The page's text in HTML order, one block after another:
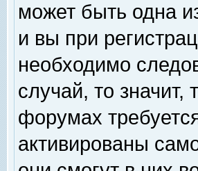
может быть одна
и вы при
необходимо
случай, то значит,
форумах
активированы